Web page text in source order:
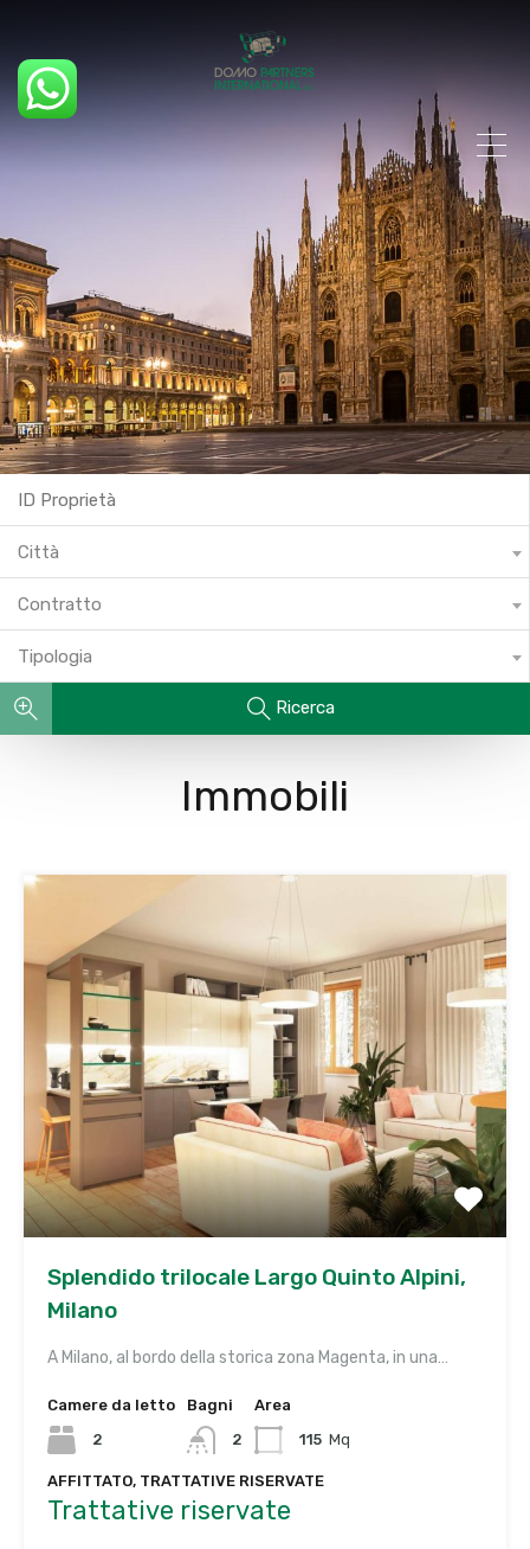
Città
Contratto
Tipologia
Ricerca
Immobili
Splendido trilocale Largo Quinto Alpini,
Milano
A Milano, al bordo della storica zona Magenta, in una…
Camere da letto
2
Bagni
2
Area
115 Mq
AFFITTATO, TRATTATIVE RISERVATE
Trattative riservate